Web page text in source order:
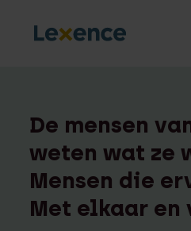
bij
De mensen
weten wat ze
Mensen die
Met elkaar en